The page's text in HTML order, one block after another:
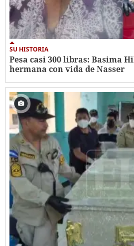
SU HISTORIA
Pesa casi 300 libras: Basima
hermana con vida de Nasser